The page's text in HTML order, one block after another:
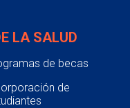
LA SALUD
de becas
de